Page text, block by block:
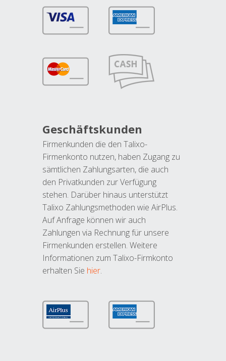
Geschäftskunden
Firmenkunden die den Talixo-
Firmenkonto nutzen, haben Zugang zu
sämtlichen Zahlungsarten, die auch
den Privatkunden zur Verfügung
stehen. Darüber hinaus unterstützt
Talixo Zahlungsmethoden wie AirPlus.
Auf Anfrage können wir auch
Zahlungen via Rechnung für unsere
Firmenkunden erstellen. Weitere
Informationen zum Talixo-Firmkonto
erhalten Sie hier.